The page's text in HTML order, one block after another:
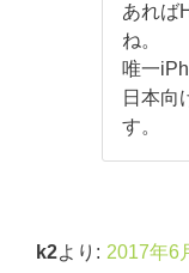
あれば
ね。
唯一
日本向
す。
k2より: 2017年6